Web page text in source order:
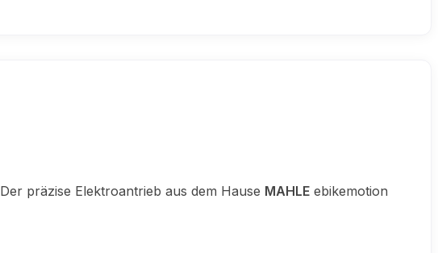
Der präzise Elektroantrieb aus dem Hause MAHLE ebikemotion